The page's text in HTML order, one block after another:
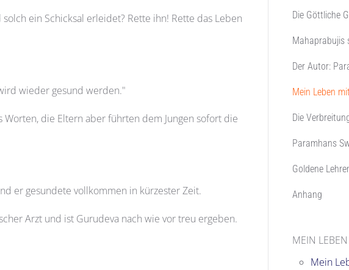
ein Schicksal erleidet? Rette ihn! Rette das Leben
wieder gesund werden."
die Eltern aber führten dem Jungen sofort die
er gesundete vollkommen in kürzester Zeit.
Arzt und ist Gurudeva nach wie vor treu ergeben.
Die Göttliche
Mahaprabujis
Der Autor:
Mein Leben
Die
Paramhans
Goldene
Anhang
MEIN LEBEN
Mein